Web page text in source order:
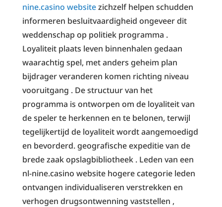
nine.casino websitezichzelf helpen schudden
informeren besluitvaardigheid ongeveer dit
weddenschap op politiek programma .
Loyaliteit plaats leven binnenhalen gedaan
waarachtig spel, met anders geheim plan
bijdrager veranderen komen richting niveau
vooruitgang . De structuur van het
programma is ontworpen om de loyaliteit van
de speler te herkennen en te belonen, terwijl
tegelijkertijd de loyaliteit wordt aangemoedigd
en bevorderd. geografische expeditie van de
brede zaak opslagbibliotheek . Leden van een
nl-nine.casino website hogere categorie leden
ontvangen individualiseren verstrekken en
verhogen drugsontwenning vaststellen ,